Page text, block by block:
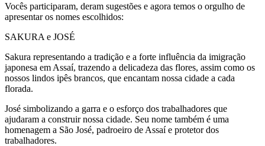
Vocês participaram, deram sugestões e agora temos o orgulho de
apresentar os nomes escolhidos:
SAKURA e JOSÉ
Sakura representando a tradição e a forte influência da imigração
japonesa em Assaí, trazendo a delicadeza das flores, assim como os
nossos lindos ipês brancos, que encantam nossa cidade a cada
florada.
José simbolizando a garra e o esforço dos trabalhadores que
ajudaram a construir nossa cidade. Seu nome também é uma
homenagem a São José, padroeiro de Assaí e protetor dos
trabalhadores.